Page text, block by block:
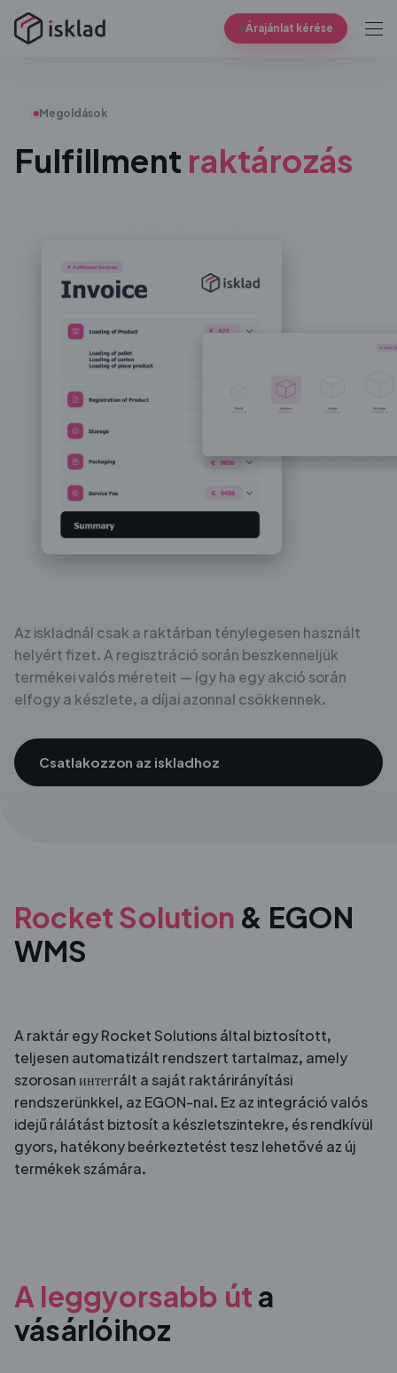
Árajánlat kérése
Megoldások
Fulfillment raktározás
Az iskladnál csak a raktárban ténylegesen használt
helyértfizet. A regisztráció során beszkenneljük
termékei valós méreteit — így ha egy akció során
elfogy a készlete, a díjaiazonnal csökkennek.
Csatlakozzon az iskladhoz
Rocket Solution & EGON
WMS
A raktár egy Rocket Solutions által biztosított,
teljesen automatizált rendszert tartalmaz, amely
szorosan интегrált a saját raktárirányítási
rendszerünkkel, az EGON-nal. Ez az integráció valós
idejű rálátást biztosít a készletszintekre, és rendkívül
gyors, hatékony beérkeztetést tesz lehetővé az új
termékek számára.
A leggyorsabb út a
vásárlóihoz